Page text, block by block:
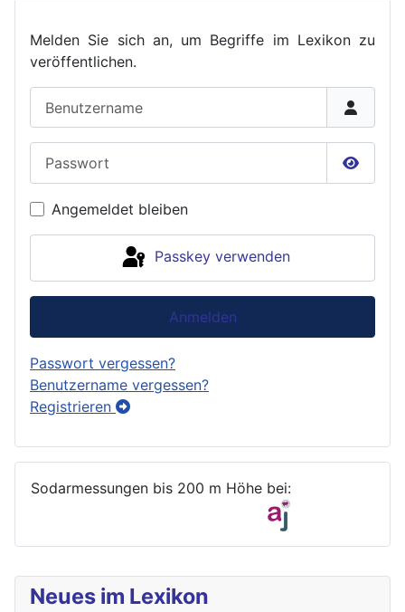
Neues im Lexikon
Melden Sie sich an, um Begriffe im Lexikon zu
veröffentlichen.
Angemeldet bleiben
Passkey verwenden
Anmelden
Passwort vergessen?
Benutzername vergessen?
Registrieren
Sodarmessungen bis 200 m Höhe bei: